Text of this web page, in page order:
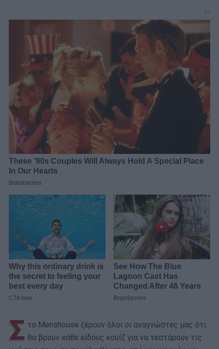
Σ το Menshouse ξέρουν όλοι οι αναγνώστες μας ότι
θα βρουν κάθε είδους κουίζ για να τεστάρουν τις